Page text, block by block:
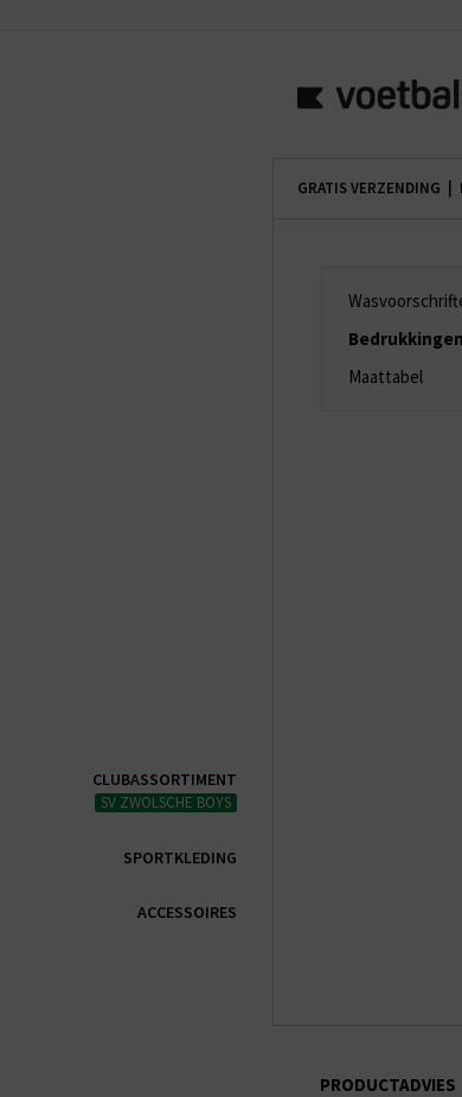
CLUBASSORTIMENT
SV ZWOLSCHE BOYS
SPORTKLEDING
ACCESSOIRES
GRATIS VERZENDING |
Bedrukkingen
Maattabel
PRODUCTADVIES